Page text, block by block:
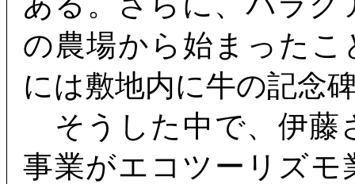
の農場から始まったこ
には敷地内に牛の記念
そうした中で、伊藤
事業がエコツーリズモ